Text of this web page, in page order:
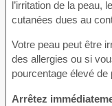
l’irritation de la peau,
cutanées dues au
Votre peau peut être
des allergies ou si
pourcentage élevé
Arrêtez